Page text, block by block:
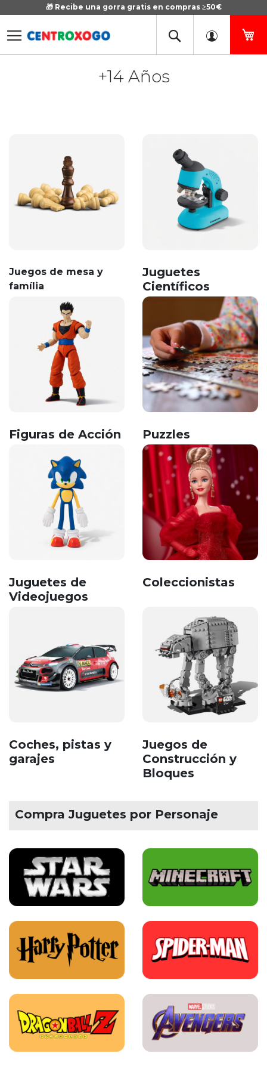
🎁 Recibe una gorra gratis en compras ≥50€
Ir
+14 Años
Juegos de mesa y
família
Juguetes
Científicos
Figuras de Acción Puzzles
Juguetes de
Videojuegos
Coleccionistas
Coches, pistas y
garajes
Juegos de
Construcción y
Bloques
Compra Juguetes por Personaje